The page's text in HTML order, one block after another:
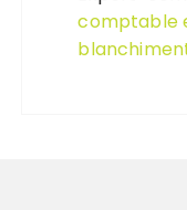
comptable